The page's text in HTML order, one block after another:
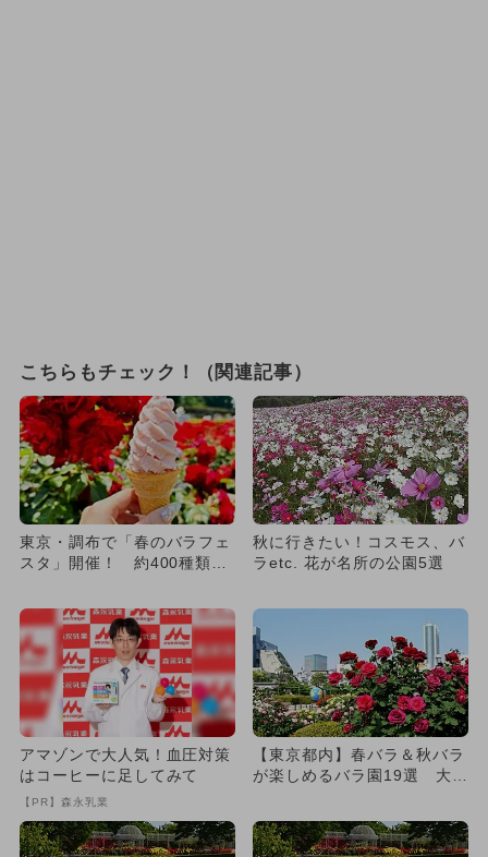
こちらもチェック！（関連記事）
東京・調布で「春のバラフェ
スタ」開催！ 約400種類・
秋に行きたい！コスモス、バ
ラetc. 花が名所の公園5選
アマゾンで大人気！血圧対策
はコーヒーに足してみて
【PR】森永乳業
【東京都内】春バラ＆秋バラ
が楽しめるバラ園19選 大規